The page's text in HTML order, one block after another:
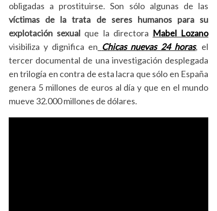
obligadas a prostituirse. Son sólo algunas de las
víctimas de la trata de seres humanos para su
explotación sexual que la directora Mabel Lozano
visibiliza y dignifica en Chicas nuevas 24 horas, el
tercer documental de una investigación desplegada
en trilogía en contra de esta lacra que sólo en España
genera 5 millones de euros al día y que en el mundo
mueve 32.000 millones de dólares.